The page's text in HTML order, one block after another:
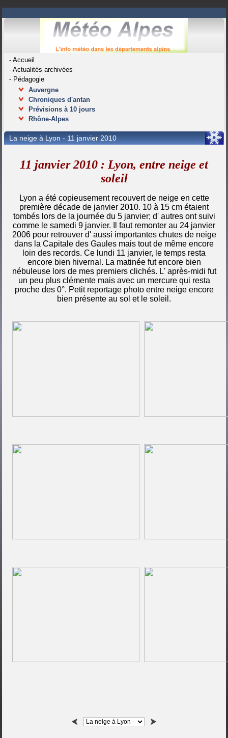
-Accueil
-Actualités archivées
- Pédagogie
Auvergne
Chroniques d'antan
Prévisions à 10 jours
Rhône-Alpes
La neige à Lyon - 11 janvier 2010
11 janvier 2010 : Lyon, entre neige et
soleil
Lyon a été copieusement recouvert de neige en cette
première décade de janvier 2010. 10 à 15 cm étaient
tombés lors de la journée du 5 janvier; d' autres ont suivi
comme le samedi 9 janvier. Il faut remonter au 24 janvier
2006 pour retrouver d' aussi importantes chutes de neige
dans la Capitale des Gaules mais tout de même encore
loin des records. Ce lundi 11 janvier, le temps resta
encore bien hivernal. La matinée fut encore bien
nébuleuse lors de mes premiers clichés. L' après-midi fut
un peu plus clémente mais avec un mercure qui resta
proche des 0°. Petit reportage photo entre neige encore
bien présente au sol et le soleil.